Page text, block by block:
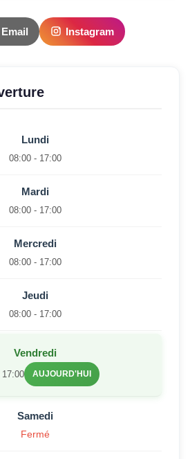
Email Instagram
Lundi
08:00 - 17:00
Mardi
08:00 - 17:00
Mercredi
08:00 - 17:00
Jeudi
08:00 - 17:00
Vendredi
AUJOURD'HUI
Samedi
Fermé